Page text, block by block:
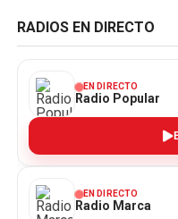
RADIOS EN DIRECTO
EN DIRECTO
Radio Popular
EN DIRECTO
Radio Marca